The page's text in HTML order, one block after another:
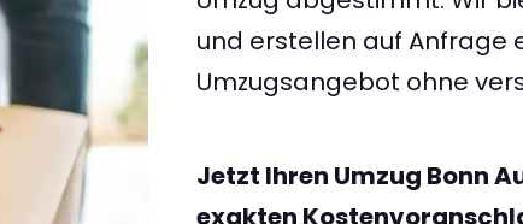
und erstellen auf Anfrage
Umzugsangebot ohne
Jetzt Ihren Umzug Bonn
exakten